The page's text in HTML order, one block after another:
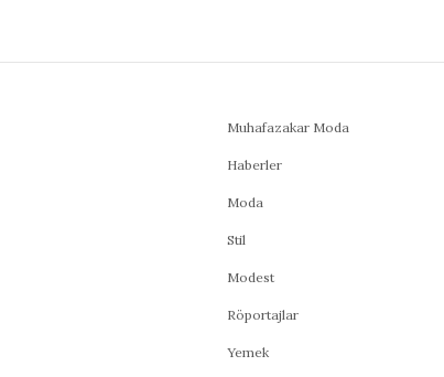
Muhafazakar Moda
Haberler
Moda
Stil
Modest
Röportajlar
Yemek